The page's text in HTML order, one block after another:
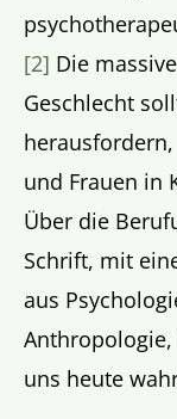
[2] Die
Geschlecht
und Frauen in
Über die
Schrift, mit
aus
uns heute